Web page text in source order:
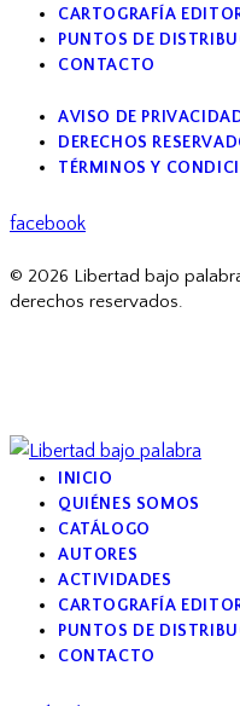
CARTOGRAFÍA
PUNTOS DE
CONTACTO
AVISO DE
DERECHOS
TÉRMINOS Y
facebook
© 2026 Libertad bajo
derechos reservados.
INICIO
QUIÉNES SOMOS
CATÁLOGO
AUTORES
ACTIVIDADES
CARTOGRAFÍA
PUNTOS DE
CONTACTO